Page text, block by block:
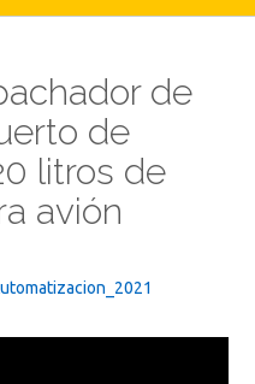
de
de
litros de
avión